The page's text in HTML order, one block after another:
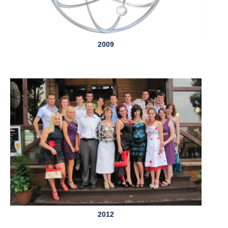
2009
2012